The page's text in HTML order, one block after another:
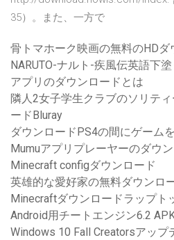
35）。また、一方で
骨トマホーク映画の無料のHDダ
NARUTO-ナルト-疾風伝英語下
アプリのダウンロードとは
隣人2女子学生クラブのソリテ
ードBluray
ダウンロードPS4の間にゲーム
Mumuアプリプレーヤーのダウ
Minecraft configダウンロード
英雄的な愛好家の無料ダウンロ
Minecraftダウンロードラップト
Android用チートエンジン6.2
Windows 10 Fall Creatorsアップ